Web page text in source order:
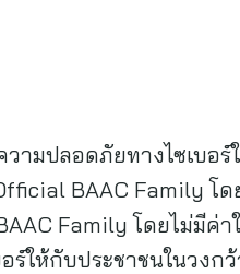
ามปลอดภัยทางไซเบอ
BAAC Family โ
Family โดยไม่มีค่
ให้กับประชาชนในวงกว้